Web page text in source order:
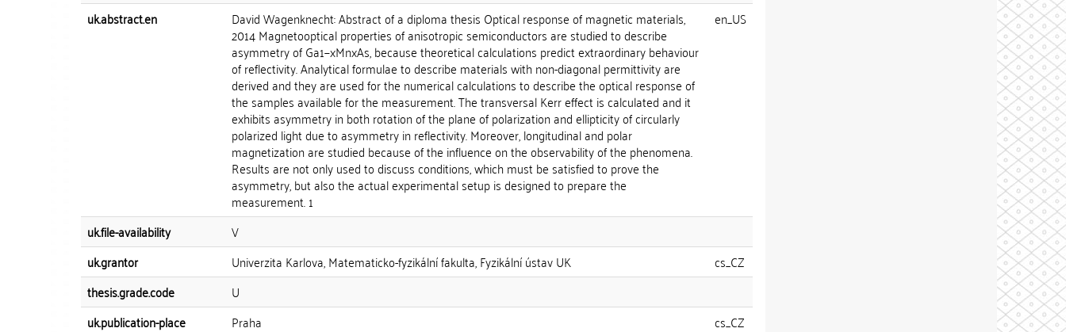
uk.abstract.en David Wagenknecht: Abstract of a diploma thesis Optical response of magnetic materials,
2014 Magnetooptical properties of anisotropic semiconductors are studied to describe
asymmetry of Ga1−xMnxAs, because theoretical calculations predict extraordinary behaviour
of reflectivity. Analytical formulae to describe materials with non-diagonal permittivity are
derived and they are used for the numerical calculations to describe the optical response of
the samples available for the measurement. The transversal Kerr effect is calculated and it
exhibits asymmetry in both rotation of the plane of polarization and ellipticity of circularly
polarized light due to asymmetry in reflectivity. Moreover, longitudinal and polar
magnetization are studied because of the influence on the observability of the phenomena.
Results are not only used to discuss conditions, which must be satisfied to prove the
asymmetry, but also the actual experimental setup is designed to prepare the
measurement. 1
en_US
uk.file-availability
V
uk.grantor
Univerzita Karlova, Matematicko-fyzikální fakulta, Fyzikální ústav UK
cs_CZ
thesis.grade.code
U
uk.publication-place
Praha cs_CZ